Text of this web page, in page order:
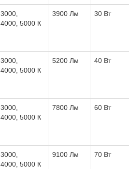
3000,
4000, 5000 К
3900 Лм 30 Вт
3000,
4000, 5000 К
5200 Лм 40 Вт
3000,
4000, 5000 К
7800 Лм 60 Вт
3000,
4000, 5000 К
9100 Лм 70 Вт